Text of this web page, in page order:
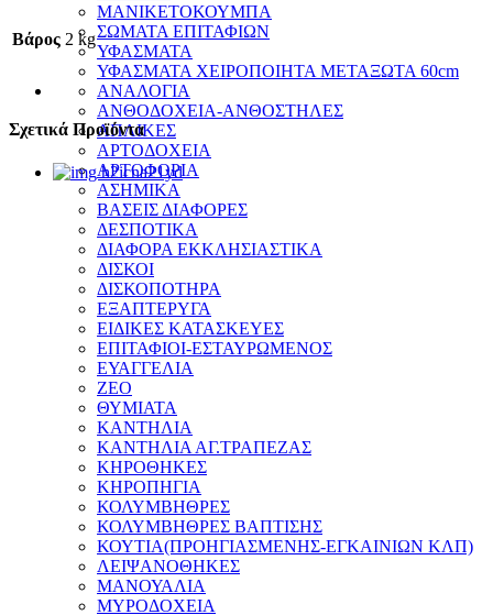
ΜΑΝΙΚΕΤΟΚΟΥΜΠΑ
ΣΩΜΑΤΑ ΕΠΙΤΑΦΙΩΝ
ΥΦΑΣΜΑΤΑ
ΥΦΑΣΜΑΤΑ ΧΕΙΡΟΠΟΙΗΤΑ ΜΕΤΑΞΩΤΑ 60cm
ΑΝΑΛΟΓΙΑ
ΑΝΘΟΔΟΧΕΙΑ-ΑΝΘΟΣΤΗΛΕΣ
ΑΠΛΙΚΕΣ
ΑΡΤΟΔΟΧΕΙΑ
ΑΡΤΟΦΟΡΙΑ
ΑΣΗΜΙΚΑ
ΒΑΣΕΙΣ ΔΙΑΦΟΡΕΣ
ΔΕΣΠΟΤΙΚΑ
ΔΙΑΦΟΡΑ ΕΚΚΛΗΣΙΑΣΤΙΚΑ
ΔΙΣΚΟΙ
ΔΙΣΚΟΠΟΤΗΡΑ
ΕΞΑΠΤΕΡΥΓΑ
ΕΙΔΙΚΕΣ ΚΑΤΑΣΚΕΥΕΣ
ΕΠΙΤΑΦΙΟΙ-ΕΣΤΑΥΡΩΜΕΝΟΣ
ΕΥΑΓΓΕΛΙΑ
ΖΕΟ
ΘΥΜΙΑΤΑ
ΚΑΝΤΗΛΙΑ
ΚΑΝΤΗΛΙΑ ΑΓ.ΤΡΑΠΕΖΑΣ
ΚΗΡΟΘΗΚΕΣ
ΚΗΡΟΠΗΓΙΑ
ΚΟΛΥΜΒΗΘΡΕΣ
ΚΟΛΥΜΒΗΘΡΕΣ ΒΑΠΤΙΣΗΣ
ΚΟΥΤΙΑ(ΠΡΟΗΓΙΑΣΜΕΝΗΣ-ΕΓΚΑΙΝΙΩΝ ΚΛΠ)
ΛΕΙΨΑΝΟΘΗΚΕΣ
ΜΑΝΟΥΑΛΙΑ
ΜΥΡΟΔΟΧΕΙΑ
Βάρος 2 kg
Σχετικά Προϊόντα